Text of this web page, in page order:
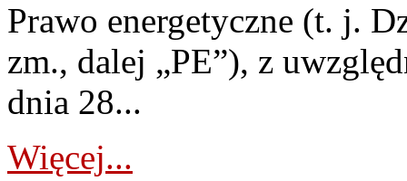
Prawo energetyczne (t. j.
zm., dalej „PE”), z
dnia 28...
Więcej...